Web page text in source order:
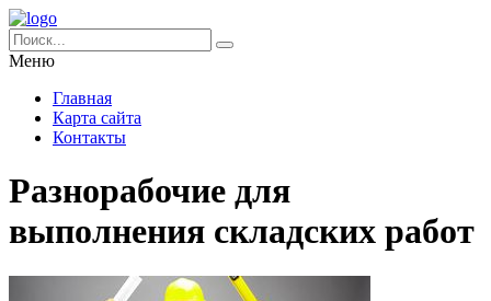
Меню
Главная
Карта сайта
Контакты
Разнорабочие для
выполнения складских работ